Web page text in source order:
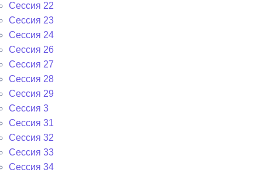
Сессия 22
Сессия 23
Сессия 24
Сессия 26
Сессия 27
Сессия 28
Сессия 29
Сессия 3
Сессия 31
Сессия 32
Сессия 33
Сессия 34